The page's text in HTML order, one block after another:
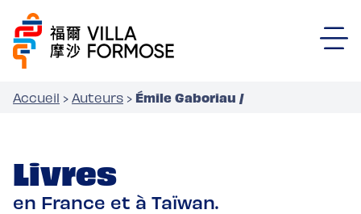
Accueil › Auteurs › Émile Gaboriau /
Livres
en France et à Taïwan.